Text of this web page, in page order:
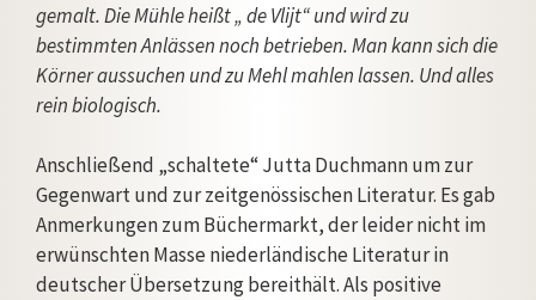
gemalt. Die Mühle heißt „ de Vlijt“ und wird zu
bestimmten Anlässen noch betrieben. Man kann sich die
Körner aussuchen und zu Mehl mahlen lassen. Und alles
rein biologisch.
Anschließend „schaltete“ Jutta Duchmann um zur
Gegenwart und zur zeitgenössischen Literatur. Es gab
Anmerkungen zum Büchermarkt, der leider nicht im
erwünschten Masse niederländische Literatur in
deutscher Übersetzung bereithält. Als positive